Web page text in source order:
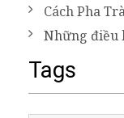
Cách Pha
Những điều
Tags